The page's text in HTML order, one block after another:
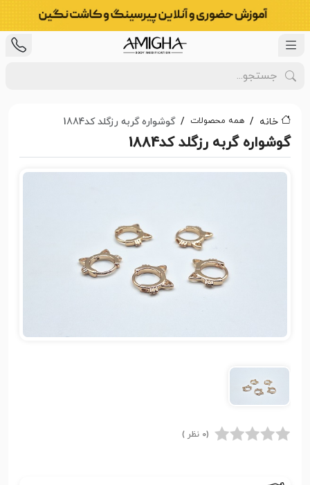
خانه همه محصولات گوشواره گربه رزگلد کد1884
گوشواره گربه رزگلد کد1884
(0 نظر )